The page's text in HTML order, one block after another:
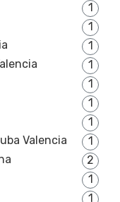
1
1
1
1
1
1
1
Valencia
1
2
1
1